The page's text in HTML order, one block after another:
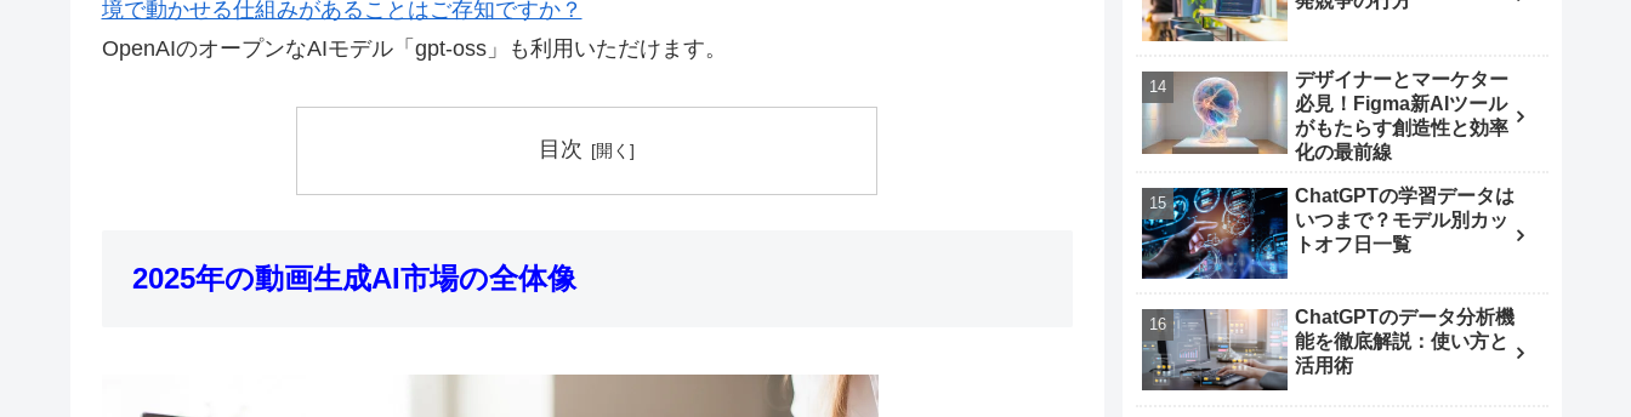
境で動かせる仕組みがあることはご存知ですか？
OpenAIのオープンなAIモデル「gpt-oss」も利用いただけます。
目次
2025年の動画生成AI市場の全体像
デザイナーとマーケター
必見！Figma新AIツール
がもたらす創造性と効率
化の最前線
ChatGPTの学習データは
いつまで？モデル別カッ
トオフ日一覧
ChatGPTのデータ分析機
能を徹底解説：使い方と
活用術